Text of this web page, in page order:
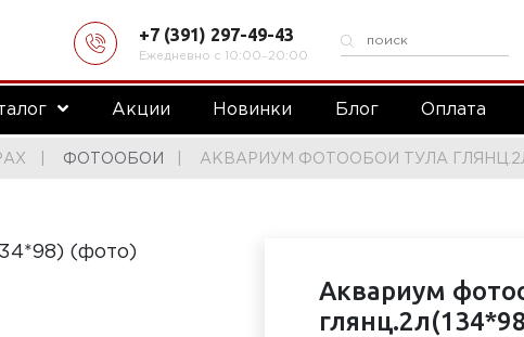
+7 (391) 297-49-43
Ежедневно с 10:00‒20:00
Акции Новинки Блог Оплата
ФОТООБОИ АКВАРИУМ ФОТООБОИ ТУЛА
Аквариум